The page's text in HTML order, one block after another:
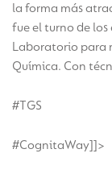
la forma más
fue el turno de
Laboratorio para
Química. Con
#TGS
#CognitaWay]]>